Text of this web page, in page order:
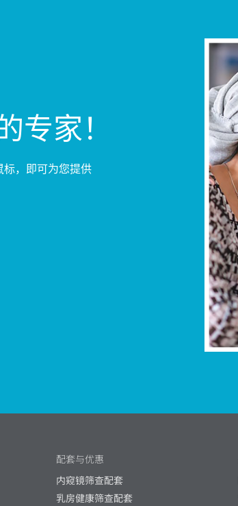
专家！
标，即可为您提供
配套与优惠
内窥镜筛查配套
乳房健康筛查配套